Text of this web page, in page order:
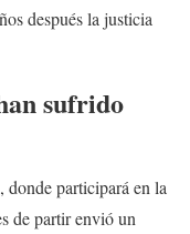
después la justicia
sufrido
participará en la
de partir envió un